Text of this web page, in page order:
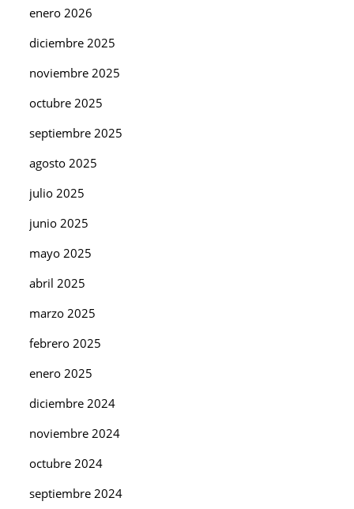
enero 2026
diciembre 2025
noviembre 2025
octubre 2025
septiembre 2025
agosto 2025
julio 2025
junio 2025
mayo 2025
abril 2025
marzo 2025
febrero 2025
enero 2025
diciembre 2024
noviembre 2024
octubre 2024
septiembre 2024